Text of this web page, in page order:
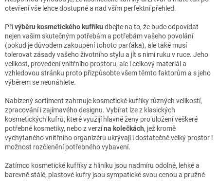
p
v
k
y
v
ý
p
u
otevření vše lehce dostupné a nad vším perfektní přehled.
Přivýběru kosmetického kufříku dbejte na to, že bude odpovídat
nejen vašim skutečným potřebám a potřebám vašeho povolání
(pokud je důvodem zakoupení tohoto parťáka), ale také musí
tolerovat zásady vašeho životního stylu a jít s nimi ruku v ruce. Jeho
velikost, provedení vnitřního prostoru, ale i celkový materiál a
vzhledovou stránku proto přizpůsobte všem těmto faktorům a s jeho
výběrem se neunáhlete.
Nabízený sortiment zahrnuje kosmetické kufříky různých velikostí,
zpracování i zajímavého designu. Vybírat lze z klasických
kosmetických kufrů, které využijí hlavně ženy pro uložení veškeré
potřebné kosmetiky, nebo z verzína kolečkách, jež kromě
vychytaného vnitřního organizéru ukrývají i dostatečně velký prostor i
možnost rozčlenění potřebného vybavení.
Zatímco kosmetické kufříky z hliníku jsou nadmíru odolné, lehké a
barevně stálé, plastové kufry jsou sympatické svou cenou a pružné